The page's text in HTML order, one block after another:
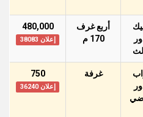
أربع غرف
170 م
480,000
إعلان 38083
غرفة 750
إعلان 36240